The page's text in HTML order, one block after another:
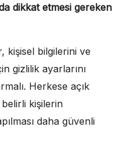
dikkat etmesi gereken
kişisel bilgilerini ve
gizlilik ayarlarını
Herkese açık
kişilerin
daha güvenli